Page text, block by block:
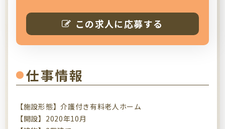
この求人に応募する
仕事情報
【施設形態】介護付き有料老人ホーム
【開設】2020年10月